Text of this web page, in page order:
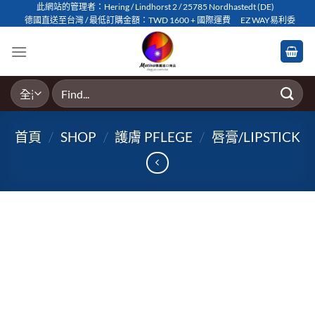
to
此網站的管理者：Hering / Lindhorst 2 / 25785 Nordhastedt (DE)
德國直送至台灣 / 最低訂購金額：TWD 1600 + 國際運費
EZ WAY易利委
搜
尋
鍵
首頁 / SHOP / 護膚 PFLEGE / 唇膏/LIPSTICK